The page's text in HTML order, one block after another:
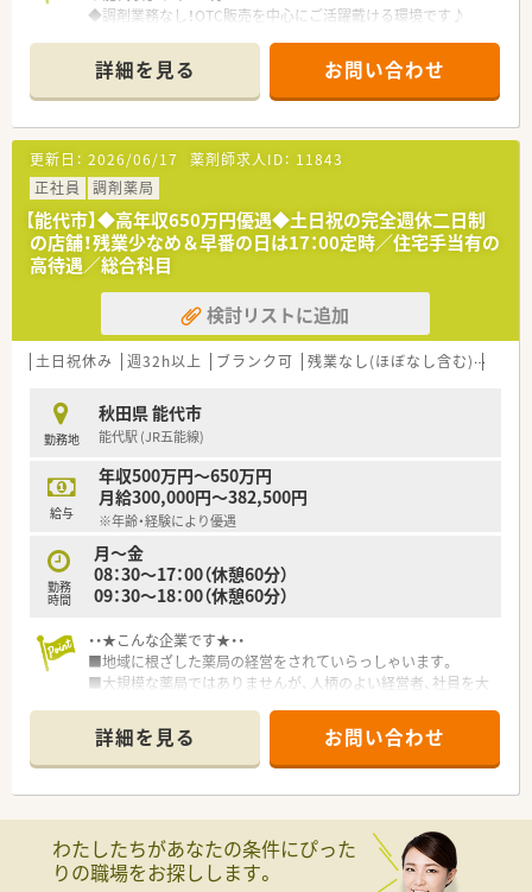
◆調剤業務なし！OTC販売を中心にご活躍戴ける環境です♪
お気軽にお問合せください◎
＼企業について／
・全国に店舗展開している大手ドラッグストアチェーンです。
・OTC販売を中心にご活躍の場を作りたい方にオススメです。
・薬のこと、健康のこと、何かあればいつでも相談にのれる街の
健康拠点を推進しています。
・ナショナル社員＝全国、広域エリア社員＝エリア内の転勤あ
り、狭域エリア社員＝自宅から通勤圏内のみ。様々な社員区分が
あり勤務地域を選択できます。
【女性活躍推進・子育てサポート企業】
・「3つ星のえるぼしマーク」と「プラチナくるみんマーク」の双方
の認定を受けています！
・育児休業は3歳まで延長できる制度や時短勤務は子供が中学1
用意し会社全体で育児を支援しています。
詳細を見る お問い合わせ
更新日： 2026/06/17 薬剤師求人ID： 11843
正社員
調剤薬局
【能代市】◆高年収650万円優遇◆土日祝の完全週休二日制
の店舗！残業少なめ＆早番の日は17：00定時／住宅手当有の
高待遇／総合科目
検討リストに追加
土日祝休み 週32h以上 ブランク可 残業なし(ほぼなし含む)
勤務地
秋田県 能代市
能代駅 (JR五能線)
給与
年収500万円～650万円
月給300,000円～382,500円
※年齢・経験により優遇
勤務
時間
月～金
08：30～17：00（休憩60分）
09：30～18：00（休憩60分）
・・★こんな企業です★・・
■地域に根ざした薬局の経営をされていらっしゃいます。
■大規模な薬局ではありませんが、人柄のよい経営者、社員を大
■経営の安定した良環境で、安心してご勤務いただけます。
・・★こんな薬局です★・・
■年収500万円～650万円でご相談可能。
■シフトによって17時、18時終業でございます。残業も少なめな
薬局です。
詳細を見る お問い合わせ
わたしたちがあなたの条件にぴった
りの職場をお探しします。